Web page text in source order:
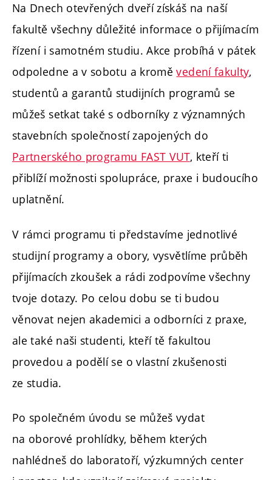
Na Dnech otevřených dveří získáš na naší
fakultě všechny důležité informace o přijímacím
řízení i samotném studiu. Akce probíhá v pátek
odpoledne a v sobotu a kroměvedení fakulty,
studentů a garantů studijních programů se
můžeš setkat také s odborníky z významných
stavebních společností zapojených do
Partnerského programu FAST VUT, kteří ti
přiblíží možnosti spolupráce, praxe i budoucího
uplatnění.
V rámci programu ti představíme jednotlivé
studijní programy a obory, vysvětlíme průběh
přijímacích zkoušek a rádi zodpovíme všechny
tvoje dotazy. Po celou dobu se ti budou
věnovat nejen akademici a odborníci z praxe,
ale také naši studenti, kteří tě fakultou
provedou a podělí se o vlastní zkušenosti
ze studia.
Po společném úvodu se můžeš vydat
na oborové prohlídky, během kterých
nahlédneš do laboratoří, výzkumných center